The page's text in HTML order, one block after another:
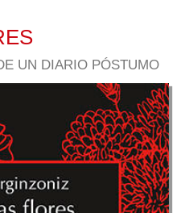
UN DIARIO PÓSTUMO